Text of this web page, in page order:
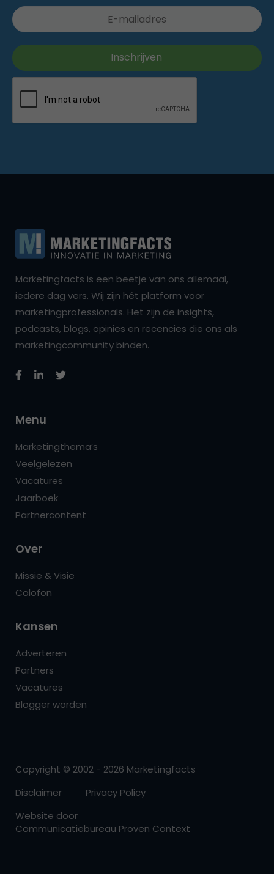
Marketingfacts is een beetje van ons allemaal,
iedere dag vers. Wij zijn hét platform voor
marketingprofessionals. Het zijn de insights,
podcasts, blogs, opinies en recencies die ons als
marketingcommunity binden.
Menu
Marketingthema’s
Veelgelezen
Vacatures
Jaarboek
Partnercontent
Over
Missie & Visie
Colofon
Kansen
Adverteren
Partners
Vacatures
Blogger worden
Copyright © 2002 - 2026 Marketingfacts
Disclaimer
Privacy Policy
Website door
Communicatiebureau Proven Context